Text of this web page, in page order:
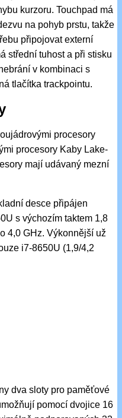
kurzoru. Touchpad má
na pohyb prstu, takže
připojovat externí
střední tuhost a při stisku
v kombinaci s
tlačítka trackpointu.
procesory
procesory Kaby Lake-
mají udávaný mezní
desce připájen
s výchozím taktem 1,8
4,0 GHz. Výkonnější už
i7-8650U (1,9/4,2
dva sloty pro paměťové
pomocí dvojice 16